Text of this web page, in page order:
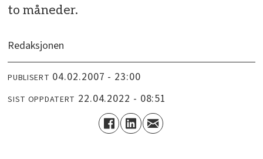
to måneder.
Redaksjonen
PUBLISERT 04.02.2007 - 23:00
SIST OPPDATERT 22.04.2022 - 08:51